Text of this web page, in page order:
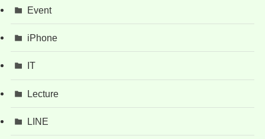
Event
iPhone
IT
Lecture
LINE